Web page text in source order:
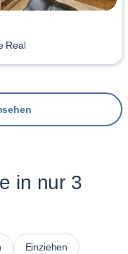
Real
in nur 3
Einziehen